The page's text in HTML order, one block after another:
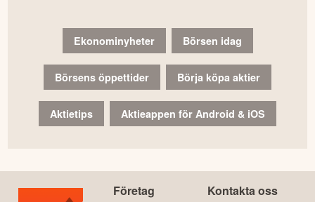
Ekonominyheter Börsen idag
Börsens öppettider Börja köpa aktier
Aktietips Aktieappen för Android & iOS
Företag Kontakta oss